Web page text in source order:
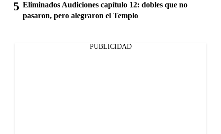
Eliminados Audiciones capítulo 12: dobles que no
pasaron, pero alegraron el Templo
PUBLICIDAD